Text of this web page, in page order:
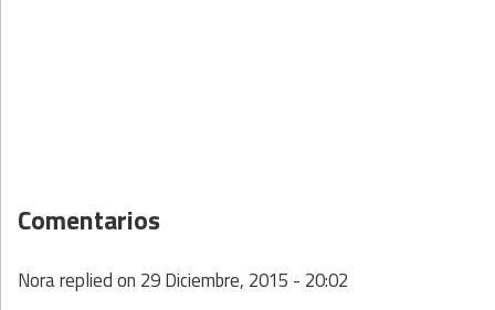
Comentarios
Norareplied on 29 Diciembre, 2015 - 20:02